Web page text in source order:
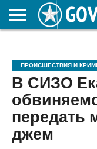
ОБРАЗОВАНИЕ
ПРОИСШЕСТВИЯ И
В СИЗО
передать
джем